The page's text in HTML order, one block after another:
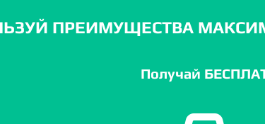
ПРЕИМУЩЕСТВА
Получай